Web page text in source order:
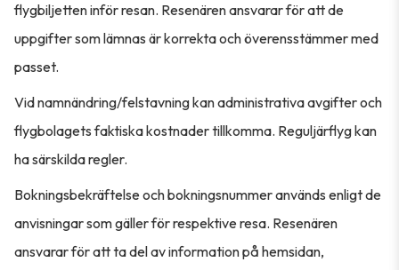
flygbiljetten inför resan. Resenären ansvarar för att de
uppgifter som lämnas är korrekta och överensstämmer med
passet.
Vid namnändring/felstavning kan administrativa avgifter och
flygbolagets faktiska kostnader tillkomma. Reguljärflyg kan
ha särskilda regler.
Bokningsbekräftelse och bokningsnummer används enligt de
anvisningar som gäller för respektive resa. Resenären
ansvarar för att ta del av information på hemsidan,